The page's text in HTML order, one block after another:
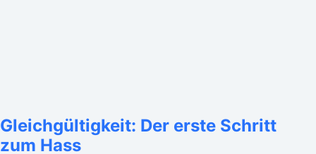
Gleichgültigkeit: Der erste Schritt
zum Hass